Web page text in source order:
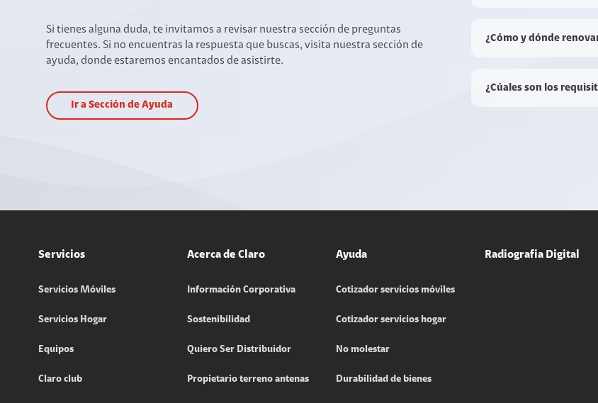
Si tienes alguna duda, te invitamos a revisar nuestra sección de preguntas
frecuentes. Si no encuentras la respuesta que buscas, visita nuestra sección de
ayuda, donde estaremos encantados de asistirte.
¿Cómo y dónde
¿Cúales son los
Ir a Sección de Ayuda
Servicios
Servicios Móviles
Servicios Hogar
Equipos
Claro club
Acerca de Claro
Información Corporativa
Sostenibilidad
Quiero Ser Distribuidor
Propietario terreno antenas
Ayuda
Cotizador servicios móviles
Cotizador servicios hogar
No molestar
Durabilidad de bienes
Radiografia Digital